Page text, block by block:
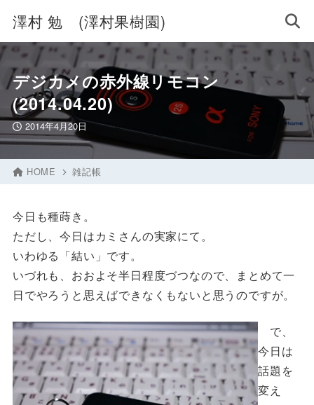
澤村 勉 (澤村果樹園)
デジカメの赤外線リモコン
(2014.04.20)
2014年4月20日
HOME 雑記帳
今日も種蒔き。
ただし、今日はカミさんの実家にて。
いわゆる「結い」です。
いづれも、おおよそ半日程度づつなので、まとめて一
日でやろうと思えばできなくもないと思うのですが。
で、
今日は
話題を
変え